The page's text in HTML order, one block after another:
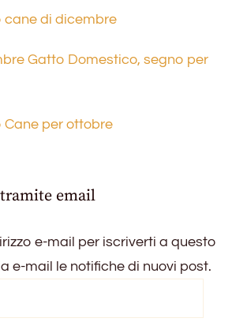
cane di dicembre
Gatto Domestico, segno per
per ottobre
email
e-mail per iscriverti a questo
e-mail le notifiche di nuovi post.